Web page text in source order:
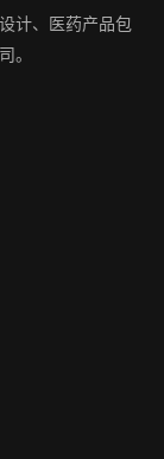
计、医药产品包
。